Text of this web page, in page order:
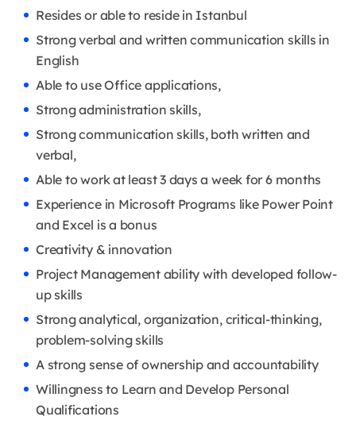
Resides or able to reside in Istanbul
Strong verbal and written communication skills in
English
Able to use Office applications,
Strong administration skills,
Strong communication skills, both written and
verbal,
Able to work at least 3 days a week for 6 months
Experience in Microsoft Programs like Power Point
and Excel is a bonus
Creativity & innovation
Project Management ability with developed follow-
up skills
Strong analytical, organization, critical-thinking,
problem-solving skills
A strong sense of ownership and accountability
Willingness to Learn and Develop Personal
Qualifications